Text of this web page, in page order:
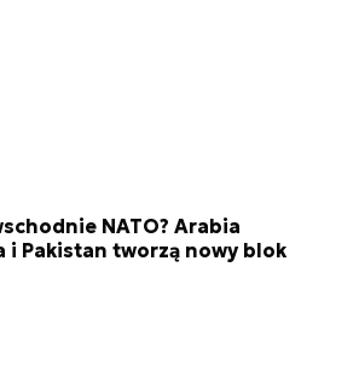
NATO? Arabia
i Pakistan tworzą nowy blok